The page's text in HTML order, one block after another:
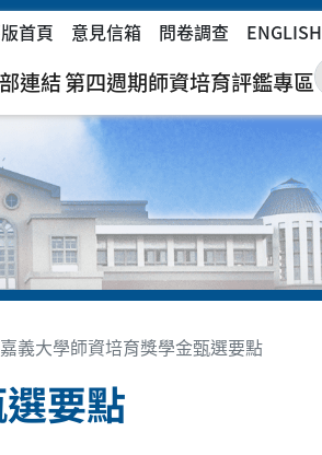
首頁 意見信箱 問卷調查 ENGLISH
連結第四週期師資培育評鑑專區
義大學師資培育獎學金甄選要點
要點